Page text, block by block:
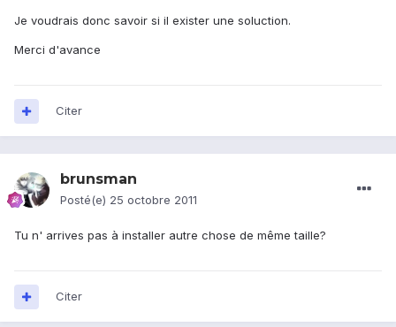
Je voudrais donc savoir si il exister une soluction.
Merci d'avance
Citer
brunsman
Posté(e) 25 octobre 2011
Tu n' arrives pas à installer autre chose de même taille?
Citer